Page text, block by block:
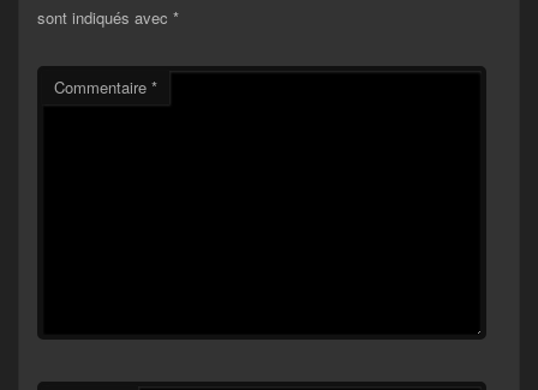
sont indiqués avec *
Commentaire *